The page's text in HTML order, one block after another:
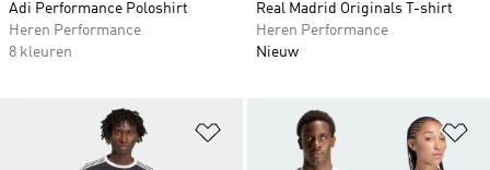
Adi Performance Poloshirt
Heren Performance
8 kleuren
Real Madrid Originals T-shirt
Heren Performance
Nieuw
Op verlanglijst zetten